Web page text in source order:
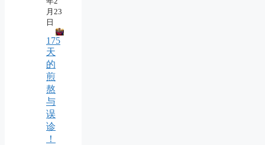
月23
日
175
天
的
煎
熬
与
误
诊
！